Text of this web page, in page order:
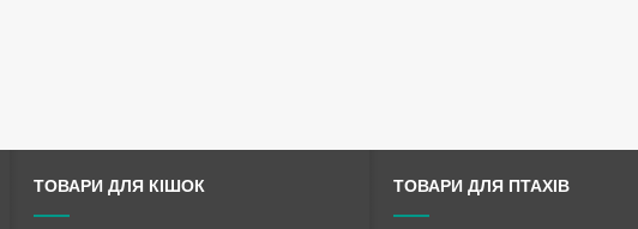
ТОВАРИ ДЛЯ КІШОК ТОВАРИ ДЛЯ ПТАХІВ